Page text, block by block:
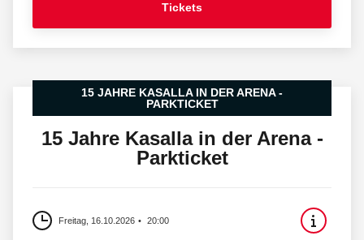
Tickets
15 JAHRE KASALLA IN DER ARENA -
PARKTICKET
15 Jahre Kasalla in der Arena -
Parkticket
Freitag, 16.10.2026 20:00